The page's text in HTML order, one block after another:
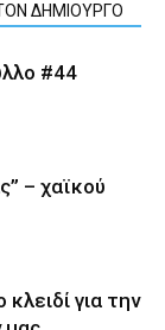
ΔΗΜΙΟΥΡΓΟ
#44
– χαϊκού
για την